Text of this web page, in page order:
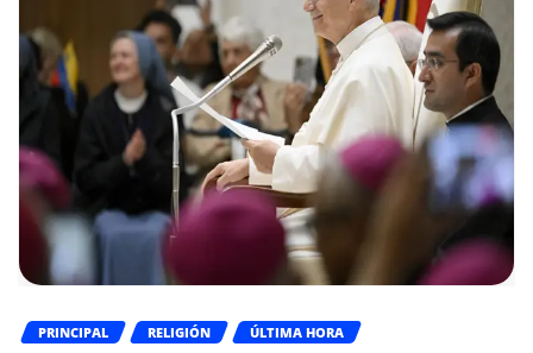
PRINCIPAL RELIGIÓN ÚLTIMA HORA